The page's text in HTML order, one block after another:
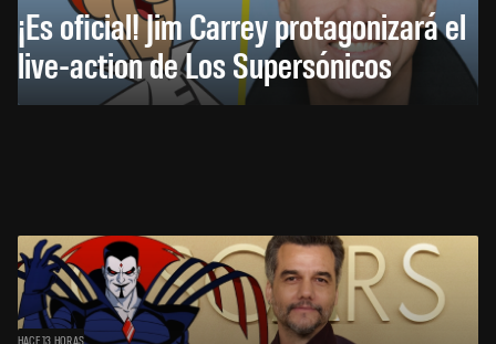
¡Es oficial! Jim Carrey protagonizará el
live-action de Los Supersónicos
HACE 13 HORAS